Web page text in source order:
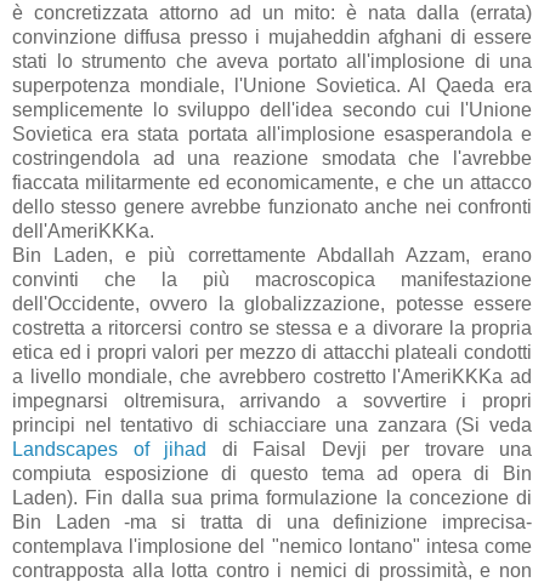
è concretizzata attorno ad un mito: è nata dalla (errata)
convinzione diffusa presso i mujaheddin afghani di essere
stati lo strumento che aveva portato all'implosione di una
superpotenza mondiale, l'Unione Sovietica. Al Qaeda era
semplicemente lo sviluppo dell'idea secondo cui l'Unione
Sovietica era stata portata all'implosione esasperandola e
costringendola ad una reazione smodata che l'avrebbe
fiaccata militarmente ed economicamente, e che un attacco
dello stesso genere avrebbe funzionato anche nei confronti
dell'AmeriKKKa.
Bin Laden, e più correttamente Abdallah Azzam, erano
convinti che la più macroscopica manifestazione
dell'Occidente, ovvero la globalizzazione, potesse essere
costretta a ritorcersi contro se stessa e a divorare la propria
etica ed i propri valori per mezzo di attacchi plateali condotti
a livello mondiale, che avrebbero costretto l'AmeriKKKa ad
impegnarsi oltremisura, arrivando a sovvertire i propri
principi nel tentativo di schiacciare una zanzara (Si veda
Landscapes of jihad
di Faisal Devji per trovare una
compiuta esposizione di questo tema ad opera di Bin
Laden). Fin dalla sua prima formulazione la concezione di
Bin Laden -ma si tratta di una definizione imprecisa-
contemplava l'implosione del "nemico lontano" intesa come
contrapposta alla lotta contro i nemici di prossimità, e non